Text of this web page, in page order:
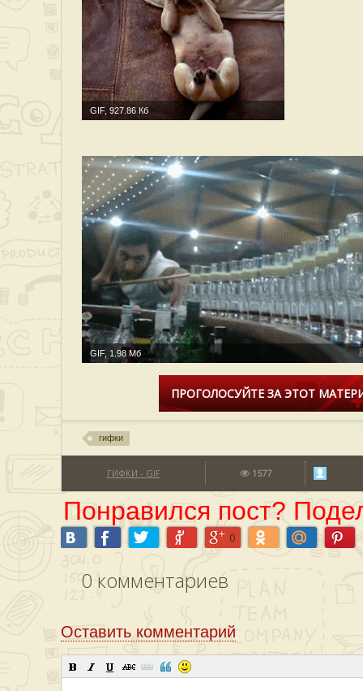
GIF, 927.86 Кб
GIF, 1.98 Мб
ПРОГОЛОСУЙТЕ ЗА ЭТОТ
гифки
ГИФКИ - GIF 1577
Понравился пост?
0
0 комментариев
Оставить комментарий